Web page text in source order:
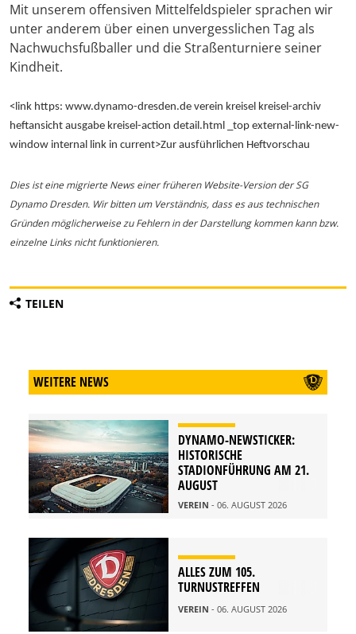
Mit unserem offensiven Mittelfeldspieler sprachen wir
unter anderem über einen unvergesslichen Tag als
Nachwuchsfußballer und die Straßenturniere seiner
Kindheit.
<link https: www.dynamo-dresden.de verein kreisel kreisel-archiv
heftansicht ausgabe kreisel-action detail.html _top external-link-new-
window internal link in current>Zur ausführlichen Heftvorschau
Dies ist eine migrierte News einer früheren Website-Version der SG
Dynamo Dresden. Wir bitten um Verständnis, dass es aus technischen
Gründen möglicherweise zu Fehlern in der Darstellung kommen kann bzw.
einzelne Links nicht funktionieren.
TEILEN
WEITERE NEWS
DYNAMO-NEWSTICKER:
HISTORISCHE
STADIONFÜHRUNG AM 21.
AUGUST
VEREIN - 06. AUGUST 2026
ALLES ZUM 105.
TURNUSTREFFEN
VEREIN - 06. AUGUST 2026